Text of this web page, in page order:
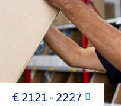
Voor werkgevers
Contact
Maand
€ 2121 - 2227